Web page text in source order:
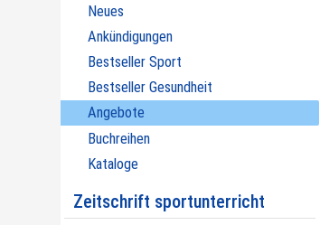
Neues
Ankündigungen
Bestseller Sport
Bestseller Gesundheit
Angebote
Buchreihen
Kataloge
Zeitschrift sportunterricht